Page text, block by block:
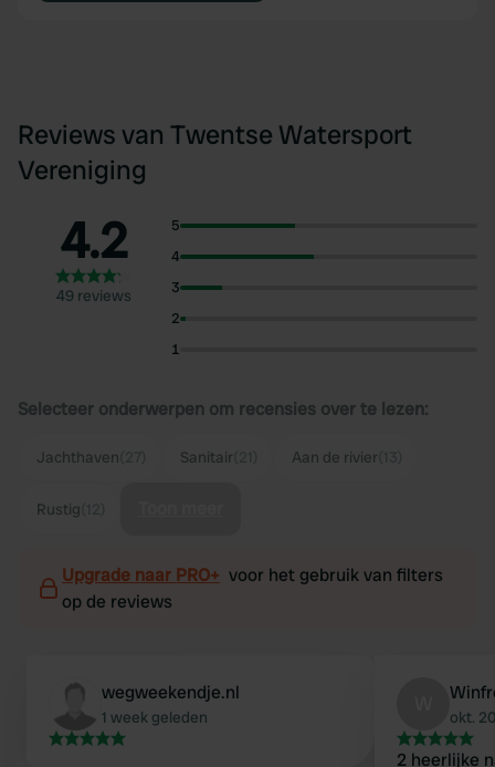
Reviews van Twentse Watersport
Vereniging
4.2
49 reviews
5
4
3
2
1
Selecteer onderwerpen om recensies over te lezen:
Jachthaven Sanitair Aan de rivier
Rustig
Upgrade naar PRO+ voor het gebruik van filters
op de reviews
wegweekendje.nl
1 week geleden okt.
2 heerlijke